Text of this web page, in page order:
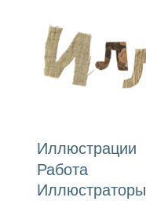
Иллюстрации
Работа
Иллюстраторы